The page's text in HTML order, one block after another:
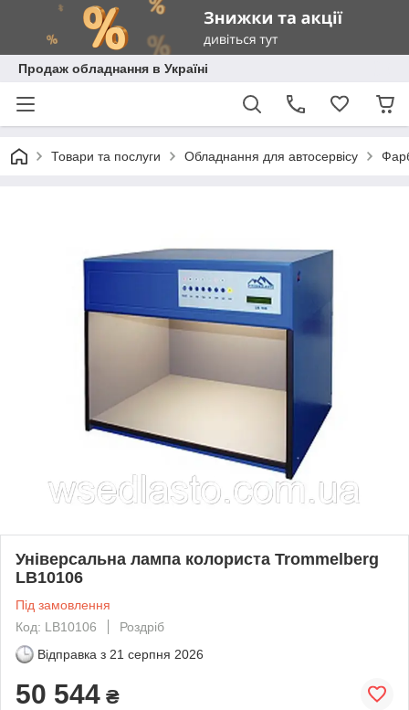
Продаж обладнання в Україні
Товари та послуги Обладнання для автосервісу
Універсальна лампа колориста Trommelberg
LB10106
Під замовлення
Код: LB10106
Роздріб
Відправка з 21 серпня 2026
50 544 ₴